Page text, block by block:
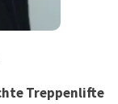
Treppenlifte